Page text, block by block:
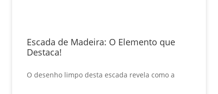
Escada de Madeira: O Elemento que
Destaca!
O desenho limpo desta escada revela como a